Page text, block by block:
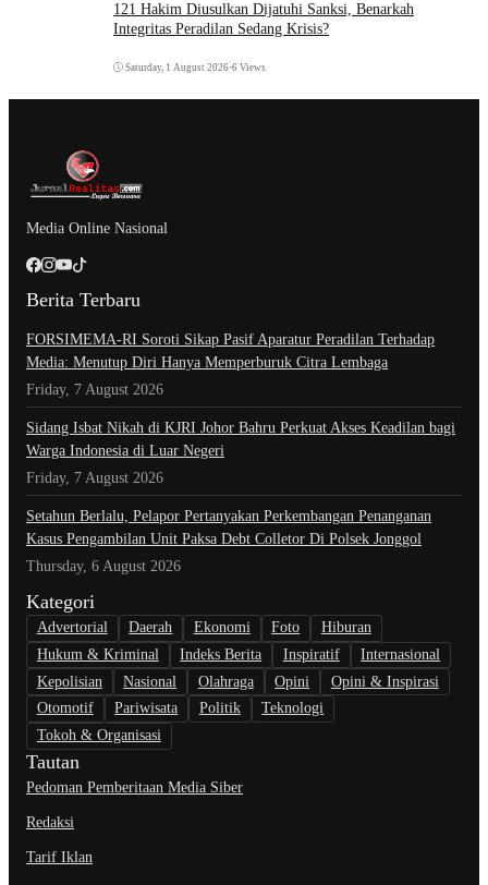
121 Hakim Diusulkan Dijatuhi Sanksi, Benarkah
Integritas Peradilan Sedang Krisis?
Saturday, 1 August 2026•6 Views
Media Online Nasional
Berita Terbaru
​FORSIMEMA-RI Soroti Sikap Pasif Aparatur Peradilan Terhadap
Media: Menutup Diri Hanya Memperburuk Citra Lembaga
Friday, 7 August 2026
Sidang Isbat Nikah di KJRI Johor Bahru Perkuat Akses Keadilan bagi
Warga Indonesia di Luar Negeri
Friday, 7 August 2026
Setahun Berlalu, Pelapor Pertanyakan Perkembangan Penanganan
Kasus Pengambilan Unit Paksa Debt Colletor Di Polsek Jonggol
Thursday, 6 August 2026
Kategori
Advertorial Daerah Ekonomi Foto
Hiburan
Hukum & Kriminal
Indeks Berita Inspiratif
Internasional
Kepolisian
Nasional Olahraga Opini
Opini & Inspirasi
Otomotif
Pariwisata Politik
Teknologi
Tokoh & Organisasi
Tautan
Pedoman Pemberitaan Media Siber
Redaksi
Tarif Iklan